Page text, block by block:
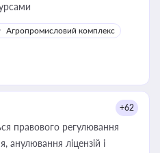
Агропромисловий комплекс
+62
правового регулювання
ліцензій і